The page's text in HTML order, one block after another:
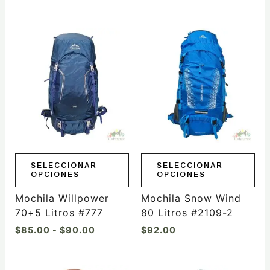
SELECCIONAR
OPCIONES
producto
múltiples
variantes.
opciones
pueden
elegir
la
página
de
producto
Mochila Willpower
70+5 Litros #777
$85.00 - $90.00
de
precios:
desde
$85.00
hasta
$90.00
SELECCIONAR
OPCIONES
producto
múltiples
variantes.
opciones
pueden
elegir
la
página
de
producto
Mochila Snow Wind
80 Litros #2109-2
$92.00